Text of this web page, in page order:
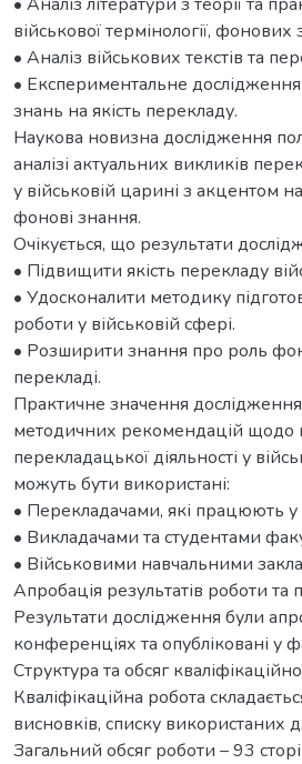
військової термінології, фонових
• Аналіз військових текстів та
• Експериментальне
знань на якість перекладу.
Наукова новизна дослідження
аналізі актуальних викликів
у військовій царині з акцентом
фонові знання.
Очікується, що результати
• Підвищити якість перекладу
• Удосконалити методику
роботи у військовій сфері.
• Розширити знання про роль
перекладі.
Практичне значення
методичних рекомендацій щодо
перекладацької діяльності у
можуть бути використані:
• Перекладачами, які працюють у
• Викладачами та студентами
• Військовими навчальними
Апробація результатів роботи та
Результати дослідження були
конференціях та опубліковані у
Структура та обсяг
Кваліфікаційна робота
висновків, списку використаних
Загальний обсяг роботи – 93